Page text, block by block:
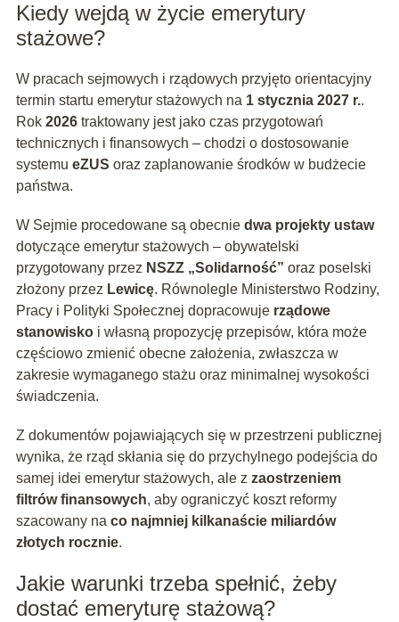
Kiedy wejdą w życie emerytury
stażowe?
W pracach sejmowych i rządowych przyjęto orientacyjny
termin startu emerytur stażowych na 1 stycznia 2027 r..
Rok 2026traktowany jest jako czas przygotowań
technicznych i finansowych – chodzi o dostosowanie
systemu eZUS oraz zaplanowanie środków w budżecie
państwa.
W Sejmie procedowane są obecnie dwa projekty ustaw
dotyczące emerytur stażowych – obywatelski
przygotowany przez NSZZ „Solidarność” oraz poselski
złożony przez Lewicę. Równolegle Ministerstwo Rodziny,
Pracy i Polityki Społecznej dopracowuje rządowe
stanowiskoi własną propozycję przepisów, która może
częściowo zmienić obecne założenia, zwłaszcza w
zakresie wymaganego stażu oraz minimalnej wysokości
świadczenia.
Z dokumentów pojawiających się w przestrzeni publicznej
wynika, że rząd skłania się do przychylnego podejścia do
samej idei emerytur stażowych, ale z zaostrzeniem
filtrów finansowych, aby ograniczyć koszt reformy
szacowany na co najmniej kilkanaście miliardów
złotych rocznie.
Jakie warunki trzeba spełnić, żeby
dostać emeryturę stażową?